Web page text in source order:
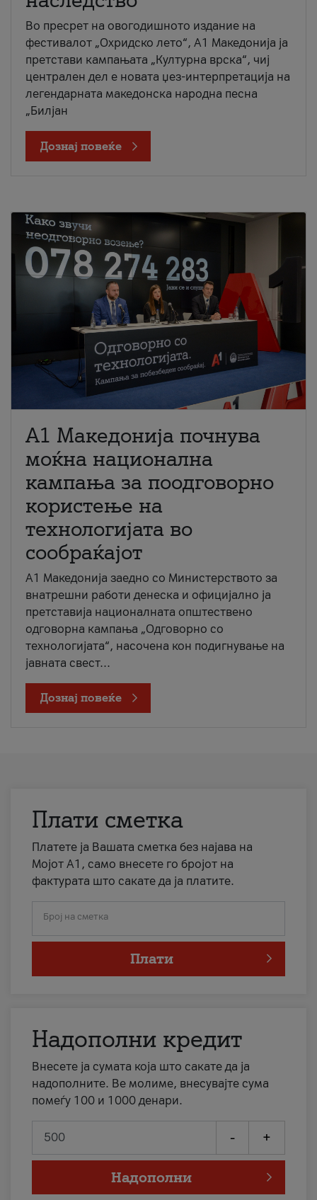
Во пресрет на овогодишното издание на
фестивалот „Охридско лето“, А1 Македонија ја
претстави кампањата „Културна врска“, чиј
централен дел е новата џез-интерпретација на
легендарната македонска народна песна
„Билјан
Дознај повеќе
A1 Македонија почнува
моќна национална
кампања за поодговорно
користење на
технологијата во
сообраќајот
A1 Македонија заедно со Министерството за
внатрешни работи денеска и официјално ја
претставија националната општествено
одговорна кампања „Одговорно со
технологијата“, насочена кон подигнување на
јавната свест...
Дознај повеќе
Плати сметка
Платете ја Вашата сметка без најава на
Мојот А1, само внесете го бројот на
фактурата што сакате да ја платите.
Број на сметка
Плати
Надополни кредит
Внесете ја сумата која што сакате да ја
надополните. Ве молиме, внесувајте сума
помеѓу 100 и 1000 денари.
- +
Надополни